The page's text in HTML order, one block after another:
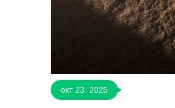
окт 23, 2025